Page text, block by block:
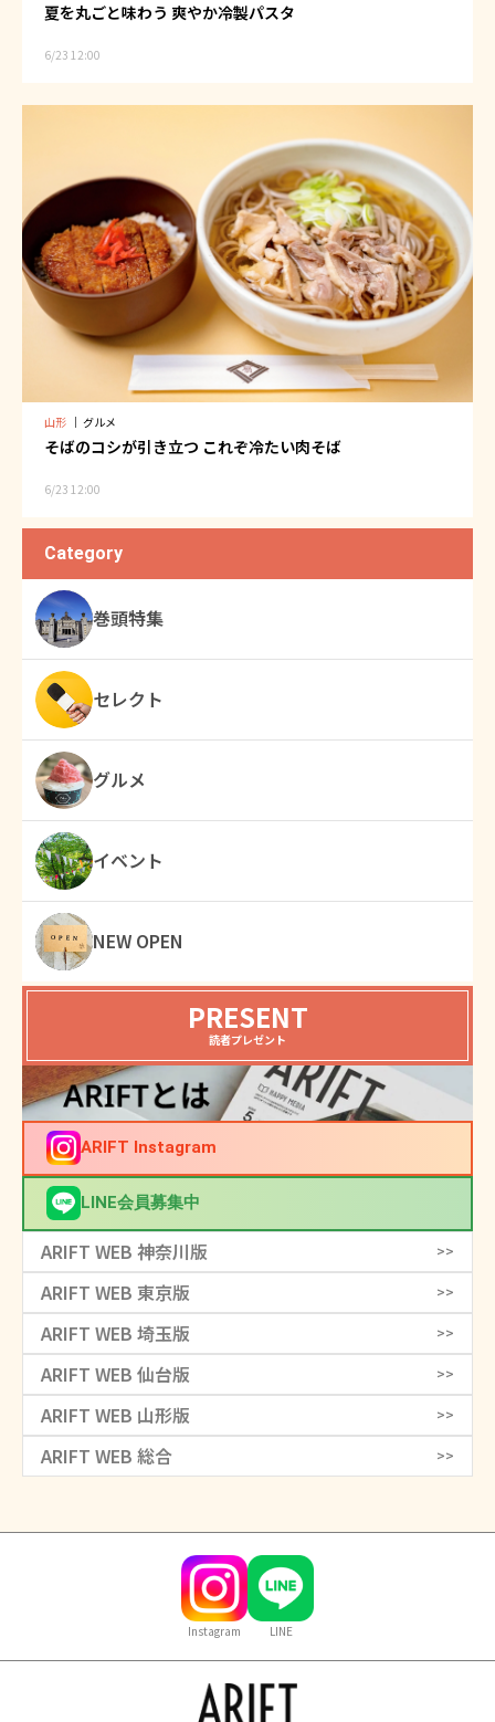
夏を丸ごと味わう 爽やか冷製パスタ
6/23 12:00
山形 ｜ グルメ
そばのコシが引き立つ これぞ冷たい肉そば
6/23 12:00
Category
巻頭特集
セレクト
グルメ
イベント
NEW OPEN
PRESENT
読者プレゼント
ARIFT Instagram
LINE会員募集中
ARIFT WEB 神奈川版 >>
ARIFT WEB 東京版 >>
ARIFT WEB 埼玉版 >>
ARIFT WEB 仙台版 >>
ARIFT WEB 山形版 >>
ARIFT WEB 総合 >>
Instagram LINE